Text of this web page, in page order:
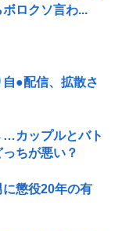
ロクソ言わ...
自●配信、拡散さ
カップルとバト
ちが悪い？
に懲役20年の有